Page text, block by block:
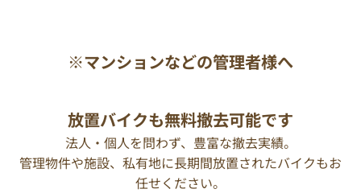
※マンションなどの管理者様へ
放置バイクも無料撤去可能です
法人・個人を問わず、豊富な撤去実績。
管理物件や施設、私有地に長期間放置されたバイクもお
任せください。